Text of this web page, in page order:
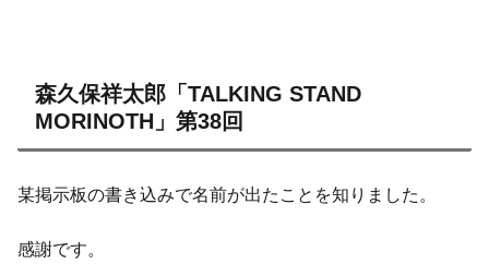
森久保祥太郎「TALKING STAND
MORINOTH」第38回
某掲示板の書き込みで名前が出たことを知りました。
感謝です。